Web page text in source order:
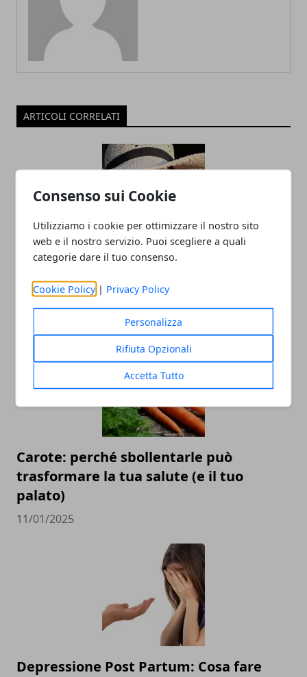
Consenso sui Cookie
Utilizziamo i cookie per ottimizzare il nostro sito
web e il nostro servizio. Puoi scegliere a quali
categorie dare il tuo consenso.
Cookie Policy | Privacy Policy
Personalizza
Rifiuta Opzionali
Accetta Tutto
ARTICOLI CORRELATI
Perché è importante utilizzare la
protezione solare tutti i giorni?
02/10/2025
Carote: perché sbollentarle può
trasformare la tua salute (e il tuo
palato)
11/01/2025
Depressione Post Partum: Cosa fare